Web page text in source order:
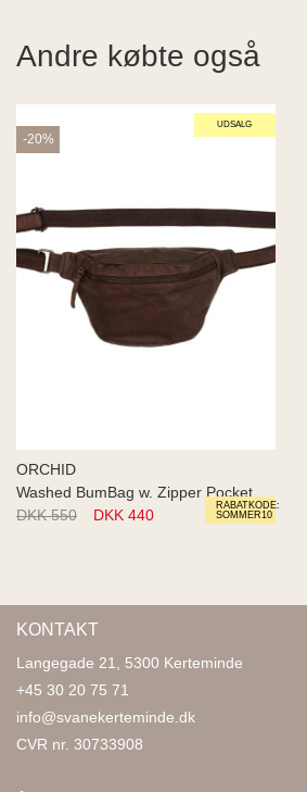
Andre købte også
UDSALG
RABATKODE:
SOMMER10
-20%
ORCHID
Washed BumBag w. Zipper Pocket
DKK 550
DKK 440
KONTAKT
Langegade 21, 5300 Kerteminde
+45 30 20 75 71
info@svanekerteminde.dk
CVR nr. 30733908